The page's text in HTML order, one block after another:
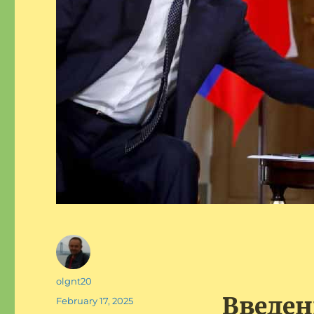
Author
olgnt20
Posted
February 17, 2025